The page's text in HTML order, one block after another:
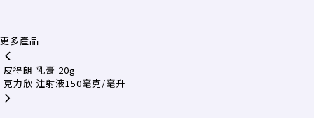
更多產品
皮得朗 乳膏 20g
克力欣 注射液150毫克/毫升